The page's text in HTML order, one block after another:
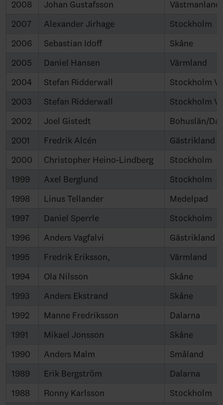
2008
Johan Gustafsson
Västmanland
2007
Alexander Jirhage
Stockholm
2006
Sebastian Idoff
Skåne
2005
Daniel Hansen
Värmland
2004
Stefan Ridderwall
Stockholm
2003
Stefan Ridderwall
Stockholm
2002
Joel Gistedt
Bohuslän/Dal
2001
Fredrik Alcén
Gästrikland
2000
Christopher Heino-Lindberg
Stockholm
1999
Axel Berglund
Stockholm
1998
Linus Tellander
Medelpad
1997
Daniel Sperrle
Stockholm
1996
Anders Vagfalvi
Gästrikland
1995
Fredrik Eriksson,
Värmland
1994
Ola Nilsson
Skåne
1993
Anders Ekstrand
Skåne
1992
Manne Fredriksson
Dalarna
1991
Mikael Jonsson
Skåne
1990
Anders Malm
Småland
1989
Erik Bergström
Dalarna
1988
Ronny Karlsson
Stockholm